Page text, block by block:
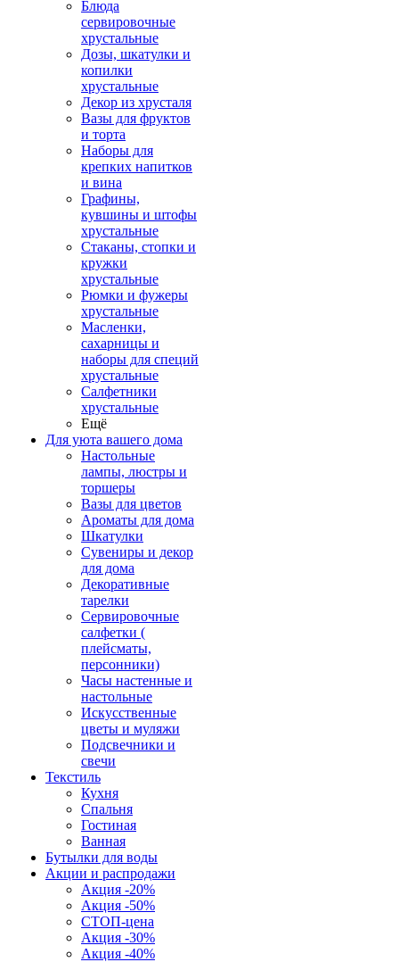
Блюда
сервировочные
хрустальные
Дозы, шкатулки и
копилки
хрустальные
Декор из хрусталя
Вазы для фруктов
и торта
Наборы для
крепких напитков
и вина
Графины,
кувшины и штофы
хрустальные
Стаканы, стопки и
кружки
хрустальные
Рюмки и фужеры
хрустальные
Масленки,
сахарницы и
наборы для специй
хрустальные
Салфетники
хрустальные
Ещё
Для уюта вашего дома
Настольные
лампы, люстры и
торшеры
Вазы для цветов
Ароматы для дома
Шкатулки
Сувениры и декор
для дома
Декоративные
тарелки
Сервировочные
салфетки (
плейсматы,
персонники)
Часы настенные и
настольные
Искусственные
цветы и муляжи
Подсвечники и
свечи
Текстиль
Кухня
Спальня
Гостиная
Ванная
Бутылки для воды
Акции и распродажи
Акция -20%
Акция -50%
СТОП-цена
Акция -30%
Акция -40%